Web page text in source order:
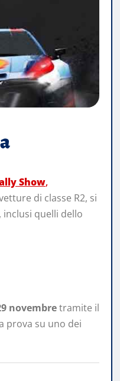
Show,
di classe R2, si
, inclusi quelli dello
novembretramite il
prova su uno dei